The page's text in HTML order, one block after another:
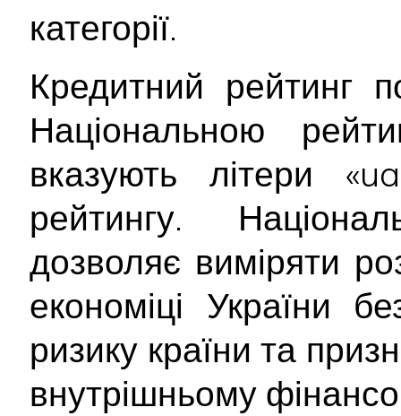
категорії.
Кредитний рейтинг
Національною
вказують літери
рейтингу.
дозволяє виміряти
економіці України
ризику країни та
внутрішньому